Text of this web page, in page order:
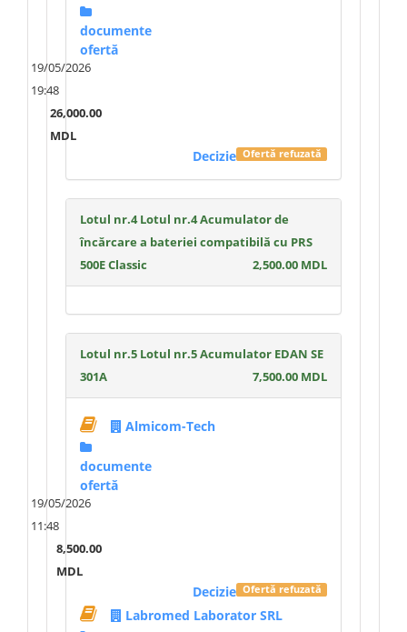
documente
ofertă
19/05/2026
19:48
26,000.00
MDL
Ofertă refuzată
Decizie
Lotul nr.4 Lotul nr.4 Acumulator de
încărcare a bateriei compatibilă cu PRS
500E Classic
2,500.00 MDL
Lotul nr.5 Lotul nr.5 Acumulator EDAN SE
301A
7,500.00 MDL
Almicom-Tech
documente
ofertă
19/05/2026
11:48
8,500.00
MDL
Ofertă refuzată
Decizie
Labromed Laborator SRL